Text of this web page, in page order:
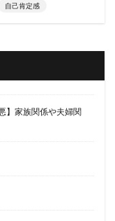
自己肯定感
】家族関係や夫婦関